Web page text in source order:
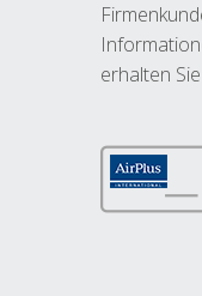
erhalten Sie